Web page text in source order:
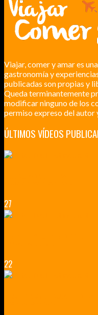
Viajar, comer y amar es
gastronomía y
publicadas son propias y
Queda terminantemente
modificar ninguno de los
permiso expreso del autor
ÚLTIMOS VÍDEOS
27
22